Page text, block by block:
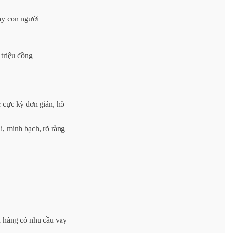
con người
đồng
cực kỳ đơn giản, hồ
minh bạch, rõ ràng
có nhu cầu vay